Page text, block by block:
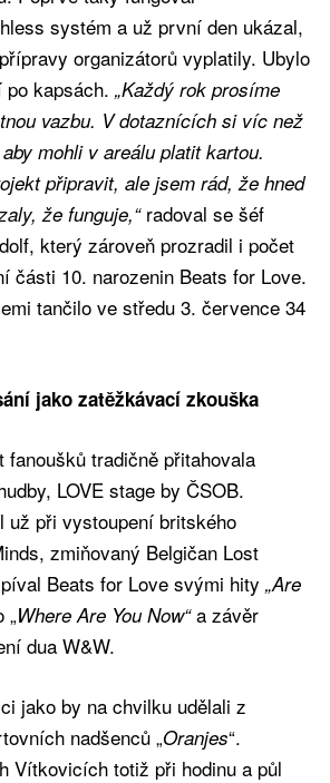
systém a už první den ukázal,
organizátorů vyplatily. Ubylo
kapsách. „Každý rok prosíme
vazbu. V dotaznících si víc než
mohli v areálu platit kartou.
připravit, ale jsem rád, že hned
že funguje,“ radoval se šéf
který zároveň prozradil i počet
části 10. narozenin Beats for Love.
tančilo ve středu 3. července 34
jako zatěžkávací zkouška
fanoušků tradičně přitahovala
LOVE stage by ČSOB.
už při vystoupení britského
zmiňovaný Belgičan Lost
Beats for Love svými hity „Are
„Where Are You Now“a závěr
dua W&W.
jako by na chvilku udělali z
nadšenců „Oranjes“.
Vítkovicích totiž při hodinu a půl